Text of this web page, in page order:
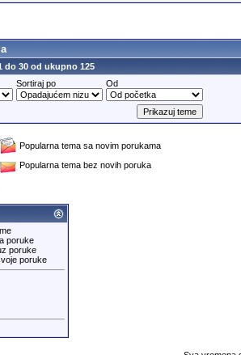
do 30 od ukupno 125
Sortiraj po Od
Popularna tema sa novim porukama
Popularna tema bez novih poruka
poruke
poruke
poruke